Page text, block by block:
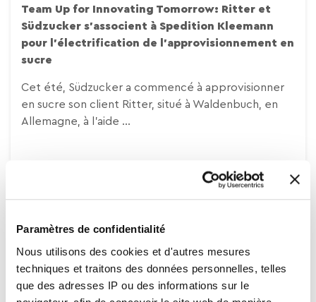
Paramètres de confidentialité
Nous utilisons des cookies et d'autres mesures
techniques et traitons des données personnelles, telles
que des adresses IP ou des informations sur le
Team Up for Innovating Tomorrow: Ritter et
Südzucker s’associent à Spedition Kleemann
pour l’électrification de l’approvisionnement en
sucre
Cet été, Südzucker a commencé à approvisionner
en sucre son client Ritter, situé à Waldenbuch, en
Allemagne, à l’aide ...
Durabilité, Innovation